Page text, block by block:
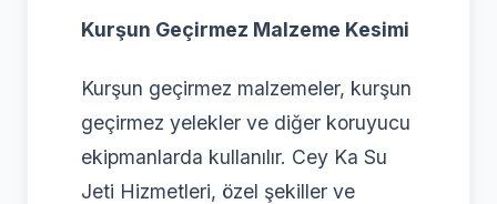
Kurşun Geçirmez Malzeme Kesimi
Kurşun geçirmez malzemeler, kurşun
geçirmez yelekler ve diğer koruyucu
ekipmanlarda kullanılır. Cey Ka Su
Jeti Hizmetleri, özel şekiller ve